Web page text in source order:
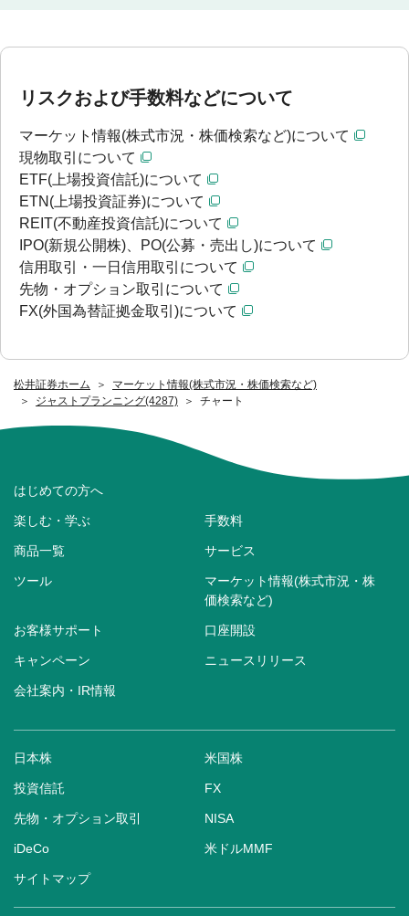
松井証券ホーム
マーケット情報(株式市況・株価検索など)
ジャストプランニング(4287)
チャート
リスクおよび手数料などについて
マーケット情報(株式市況・株価検索など)について
現物取引について
ETF(上場投資信託)について
ETN(上場投資証券)について
REIT(不動産投資信託)について
IPO(新規公開株)、PO(公募・売出し)について
信用取引・一日信用取引について
先物・オプション取引について
FX(外国為替証拠金取引)について
はじめての方へ
楽しむ・学ぶ 手数料
商品一覧 サービス
ツール
マーケット情報(株式市況・株
価検索など)
お客様サポート 口座開設
キャンペーン ニュースリリース
会社案内・IR情報
日本株 米国株
投資信託 FX
先物・オプション取引 NISA
iDeCo 米ドルMMF
サイトマップ